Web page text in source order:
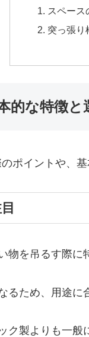
スペース
突っ張り
的な特徴と
ポイントや、
物を吊るす際に
るため、用途に
ク製よりも一般